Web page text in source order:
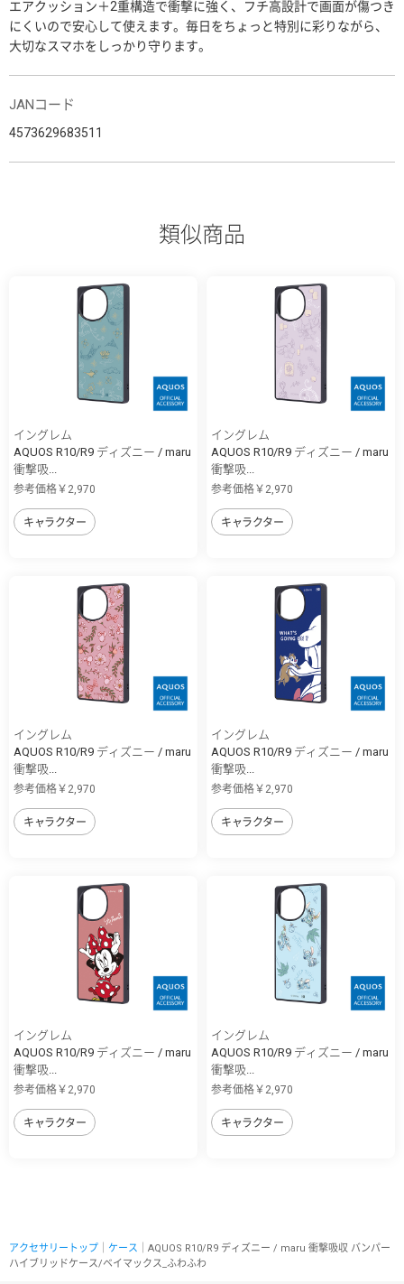
エアクッション＋2重構造で衝撃に強く、フチ高設計で画面が傷つき
にくいので安心して使えます。毎日をちょっと特別に彩りながら、
大切なスマホをしっかり守ります。
JANコード
4573629683511
類似商品
イングレム
AQUOS R10/R9 ディズニー / maru
衝撃吸...
参考価格￥2,970
キャラクター
イングレム
AQUOS R10/R9 ディズニー / maru
衝撃吸...
参考価格￥2,970
キャラクター
イングレム
AQUOS R10/R9 ディズニー / maru
衝撃吸...
参考価格￥2,970
キャラクター
イングレム
AQUOS R10/R9 ディズニー / maru
衝撃吸...
参考価格￥2,970
キャラクター
イングレム
AQUOS R10/R9 ディズニー / maru
衝撃吸...
参考価格￥2,970
キャラクター
イングレム
AQUOS R10/R9 ディズニー / maru
衝撃吸...
参考価格￥2,970
キャラクター
アクセサリートップ ケース ｜AQUOS R10/R9 ディズニー / maru 衝撃吸収 バンパー
ハイブリッドケース/ベイマックス_ふわふわ